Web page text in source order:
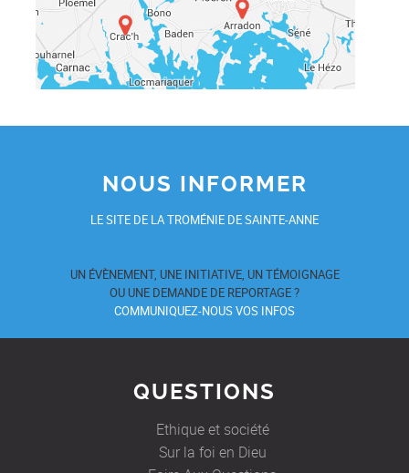
NOUS INFORMER
LE SITE DE LA TROMÉNIE DE SAINTE-ANNE
UN ÉVÈNEMENT, UNE INITIATIVE, UN TÉMOIGNAGE
OU UNE DEMANDE DE REPORTAGE ?
COMMUNIQUEZ-NOUS VOS INFOS
QUESTIONS
Ethique et société
Sur la foi en Dieu